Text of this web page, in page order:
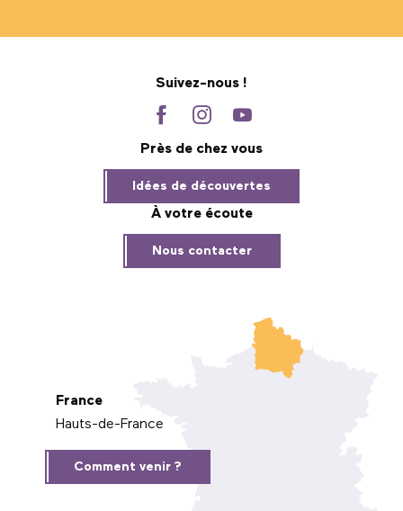
Suivez-nous !
Près de chez vous
Idées de découvertes
À votre écoute
Nous contacter
France
Hauts-de-France
Comment venir ?